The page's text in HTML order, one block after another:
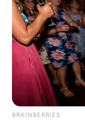
BRAINBERRIES